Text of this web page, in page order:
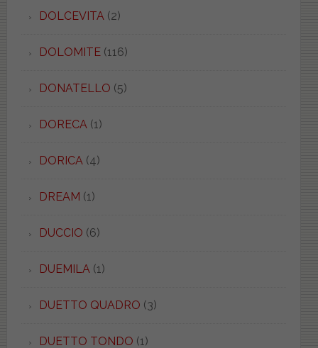
DOLCEVITA (2)
DOLOMITE(116)
DONATELLO (5)
DORECA (1)
DORICA (4)
DREAM (1)
DUCCIO (6)
DUEMILA (1)
DUETTO QUADRO (3)
DUETTO TONDO (1)